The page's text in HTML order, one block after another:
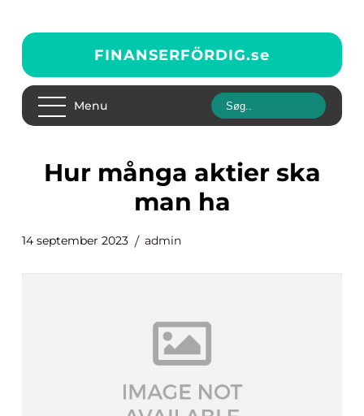
FINANSERFÖRDIG.se
Menu
hur många aktier ska
man ha
14 september 2023 admin